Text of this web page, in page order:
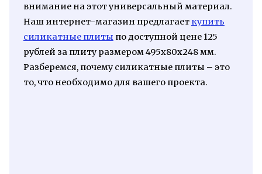
внимание на этот универсальный материал.
Наш интернет-магазин предлагает купить
силикатные плиты по доступной цене 125
рублей за плиту размером 495х80х248 мм.
Разберемся, почему силикатные плиты – это
то, что необходимо для вашего проекта.